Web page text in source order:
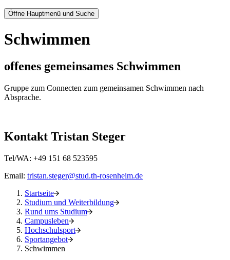
Öffne Hauptmenü und Suche
Schwimmen
offenes gemeinsames Schwimmen
Gruppe zum Connecten zum gemeinsamen Schwimmen nach
Absprache.
Kontakt Tristan Steger
Tel/WA: +49 151 68 523595
Email: tristan.steger@stud.th-rosenheim.de
Startseite
Studium und Weiterbildung
Rund ums Studium
Campusleben
Hochschulsport
Sportangebot
Schwimmen